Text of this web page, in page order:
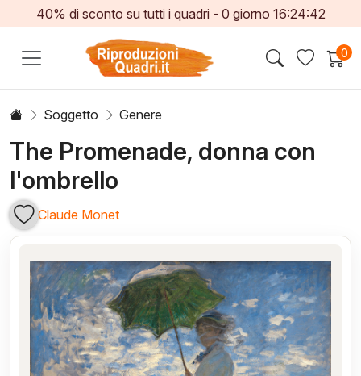
40% di sconto su tutti i quadri -0 giorno 16:24:41
0
Soggetto Genere
The Promenade, donna con
l'ombrello
Claude Monet